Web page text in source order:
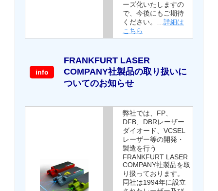
ーズ化いたしますの
で、今後にもご期待
ください。… 詳細は
こちら
info
FRANKFURT LASER
COMPANY社製品の取り扱いに
ついてのお知らせ
弊社では、FP、
DFB、DBRレーザー
ダイオード、VCSEL
レーザー等の開発・
製造を行う
FRANKFURT LASER
COMPANY社製品を取
り扱っております。
同社は1994年に設立